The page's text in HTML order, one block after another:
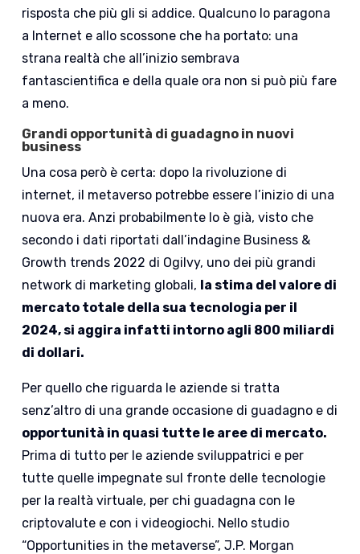
risposta che più gli si addice. Qualcuno lo paragona
a Internet e allo scossone che ha portato: una
strana realtà che all’inizio sembrava
fantascientifica e della quale ora non si può più fare
a meno.
Grandi opportunità di guadagno in nuovi
business
Una cosa però è certa: dopo la rivoluzione di
internet, il metaverso potrebbe essere l’inizio di una
nuova era. Anzi probabilmente lo è già, visto che
secondo i dati riportati dall’indagine Business &
Growth trends 2022 di Ogilvy, uno dei più grandi
network di marketing globali, la stima del valore di
mercato totale della sua tecnologia per il
2024, si aggira infatti intorno agli 800 miliardi
di dollari.
Per quello che riguarda le aziende si tratta
senz’altro di una grande occasione di guadagno e di
opportunità in quasi tutte le aree di mercato.
Prima di tutto per le aziende sviluppatrici e per
tutte quelle impegnate sul fronte delle tecnologie
per la realtà virtuale, per chi guadagna con le
criptovalute e con i videogiochi. Nello studio
“Opportunities in the metaverse”, J.P. Morgan